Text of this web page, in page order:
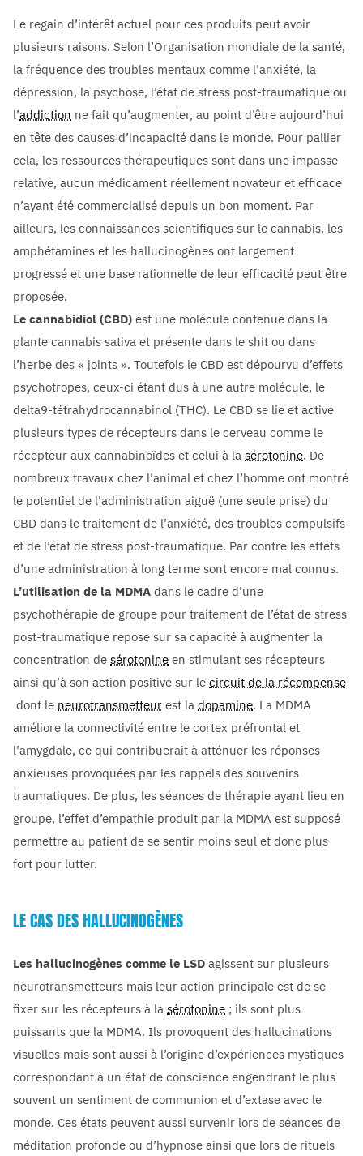
Le regain d’intérêt actuel pour ces produits peut avoir
plusieurs raisons. Selon l’Organisation mondiale de la santé,
la fréquence des troubles mentaux comme l’anxiété, la
dépression, la psychose, l’état de stress post-traumatique ou
l’addiction ne fait qu’augmenter, au point d’être aujourd’hui
en tête des causes d’incapacité dans le monde. Pour pallier
cela, les ressources thérapeutiques sont dans une impasse
relative, aucun médicament réellement novateur et efficace
n’ayant été commercialisé depuis un bon moment. Par
ailleurs, les connaissances scientifiques sur le cannabis, les
amphétamines et les hallucinogènes ont largement
progressé et une base rationnelle de leur efficacité peut être
proposée.
Le cannabidiol (CBD) est une molécule contenue dans la
plante cannabis sativa et présente dans le shit ou dans
l’herbe des « joints ». Toutefois le CBD est dépourvu d’effets
psychotropes, ceux-ci étant dus à une autre molécule, le
delta9-tétrahydrocannabinol (THC). Le CBD se lie et active
plusieurs types de récepteurs dans le cerveau comme le
récepteur aux cannabinoïdes et celui à la sérotonine. De
nombreux travaux chez l’animal et chez l’homme ont montré
le potentiel de l’administration aiguë (une seule prise) du
CBD dans le traitement de l’anxiété, des troubles compulsifs
et de l’état de stress post-traumatique. Par contre les effets
d’une administration à long terme sont encore mal connus.
L’utilisation de la MDMA dans le cadre d’une
psychothérapie de groupe pour traitement de l’état de stress
post-traumatique repose sur sa capacité à augmenter la
concentration de sérotonine en stimulant ses récepteurs
ainsi qu’à son action positive sur le circuit de la récompense
dont le neurotransmetteur est la dopamine. La MDMA
améliore la connectivité entre le cortex préfrontal et
l’amygdale, ce qui contribuerait à atténuer les réponses
anxieuses provoquées par les rappels des souvenirs
traumatiques. De plus, les séances de thérapie ayant lieu en
groupe, l’effet d’empathie produit par la MDMA est supposé
permettre au patient de se sentir moins seul et donc plus
fort pour lutter.
LE CAS DES HALLUCINOGÈNES
Les hallucinogènes comme le LSD agissent sur plusieurs
neurotransmetteurs mais leur action principale est de se
fixer sur les récepteurs à la sérotonine ; ils sont plus
puissants que la MDMA. Ils provoquent des hallucinations
visuelles mais sont aussi à l’origine d’expériences mystiques
correspondant à un état de conscience engendrant le plus
souvent un sentiment de communion et d’extase avec le
monde. Ces états peuvent aussi survenir lors de séances de
méditation profonde ou d’hypnose ainsi que lors de rituels